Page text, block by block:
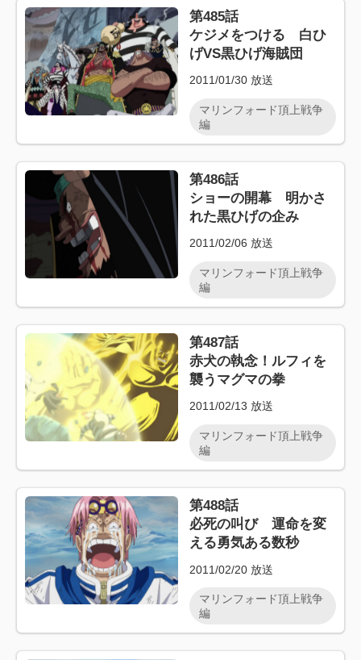
第485話
ケジメをつける 白ひ
げVS黒ひげ海賊団
2011/01/30 放送
マリンフォード頂上戦争
編
第486話
ショーの開幕 明かさ
れた黒ひげの企み
2011/02/06 放送
マリンフォード頂上戦争
編
第487話
赤犬の執念！ルフィを
襲うマグマの拳
2011/02/13 放送
マリンフォード頂上戦争
編
第488話
必死の叫び 運命を変
える勇気ある数秒
2011/02/20 放送
マリンフォード頂上戦争
編